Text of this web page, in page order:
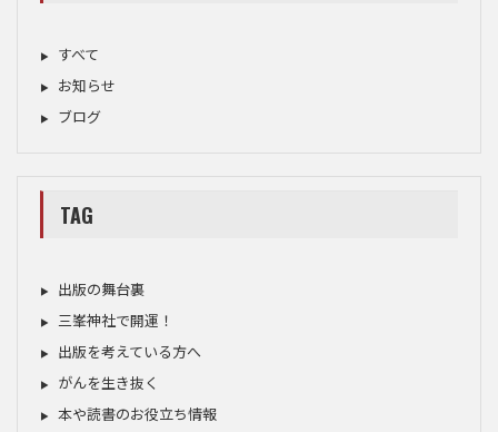
すべて
お知らせ
ブログ
TAG
出版の舞台裏
三峯神社で開運！
出版を考えている方へ
がんを生き抜く
本や読書のお役立ち情報